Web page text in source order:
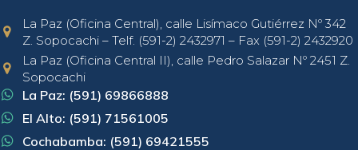
La Paz (Oficina Central), calle Lisímaco Gutiérrez Nº 342
Z. Sopocachi – Telf. (591-2) 2432971 – Fax (591-2) 2432920
La Paz (Oficina Central II), calle Pedro Salazar Nº 2451 Z.
Sopocachi
La Paz: (591) 69866888
El Alto: (591) 71561005
Cochabamba: (591) 69421555